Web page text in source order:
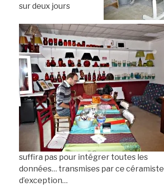
sur deux jours
suffira pas pour intégrer toutes les
données… transmises par ce céramiste
d’exception…